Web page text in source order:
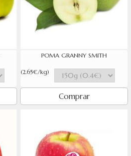
POMA GRANNY SMITH
(2.65€/kg)
Comprar